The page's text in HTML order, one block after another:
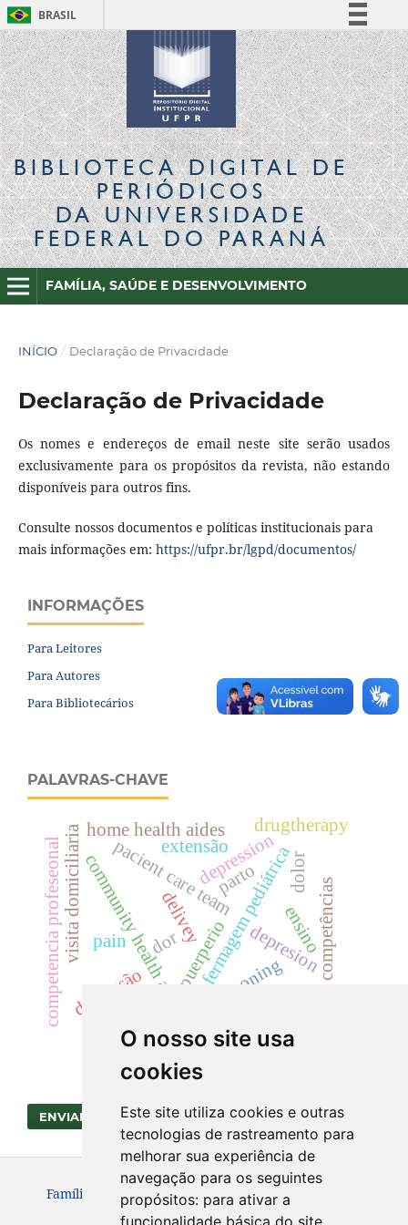
O nosso site usa
cookies
Este site utiliza cookies e outras
tecnologias de rastreamento para
melhorar sua experiência de
navegação para os seguintes
propósitos: para ativar a
funcionalidade básica do site.
BRASIL
Simplifique!
Comunica BR
Participe
Acesso à informação
Legislação
Canais
BIBLIOTECA DIGITALDE
PERIÓDICOS
DA UNIVERSIDADE
FEDERAL DO PARANÁ
FAMÍLIA, SAÚDE E DESENVOLVIMENTO
INÍCIO / Declaração de Privacidade
Declaração de Privacidade
Os nomes e endereços de email neste site serão usados
exclusivamente para os propósitos da revista, não estando
disponíveis para outros fins.
Consulte nossos documentos e políticas institucionais para
mais informações em: https://ufpr.br/lgpd/documentos/
INFORMAÇÕES
Para Leitores
Para Autores
Para Bibliotecários
PALAVRAS-CHAVE
enfermagem pediátrica
community health agent
pacient care teamdepression
depresion
home health aides
visita domiciliaria dor
parto
pain delivey
dolor
depressão poisoning
drugtherapy
competências
competencia profeseonal ensino
extensão
puerperio
ENVIAR SUBMISSÃO
Família, Saúde e Desenvolvimento. ISSN: 1517-6533